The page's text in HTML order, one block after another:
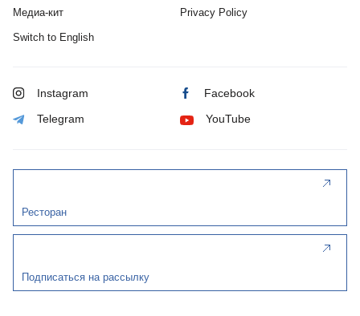
Медиа-кит Privacy Policy
Switch to English
Instagram Facebook
Telegram YouTube
Ресторан
Подписаться на рассылку